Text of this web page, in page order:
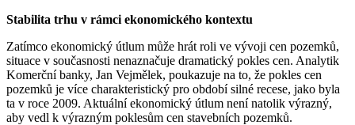
Stabilita trhu v rámci ekonomického kontextu
Zatímco ekonomický útlum může hrát roli ve vývoji cen pozemků,
situace v současnosti nenaznačuje dramatický pokles cen. Analytik
Komerční banky, Jan Vejmělek, poukazuje na to, že pokles cen
pozemků je více charakteristický pro období silné recese, jako byla
ta v roce 2009. Aktuální ekonomický útlum není natolik výrazný,
aby vedl k výrazným poklesům cen stavebních pozemků.